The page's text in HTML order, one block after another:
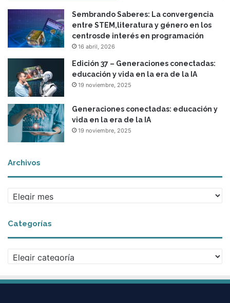
Sembrando Saberes: La convergencia
entre STEM,literatura y género en los
centrosde interés en programación
16 abril, 2026
Edición 37 – Generaciones conectadas:
educación y vida en la era de la IA
19 noviembre, 2025
Generaciones conectadas: educación y
vida en la era de la IA
19 noviembre, 2025
Archivos
r
h
i
v
Categorías
a
e